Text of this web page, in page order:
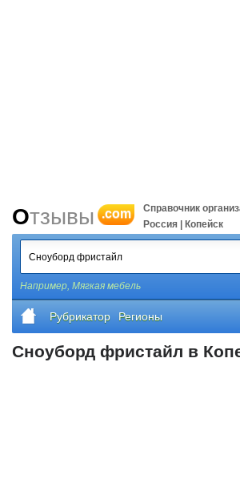
Отзывы .com
Справочник
Россия | Копейск
Например, Мягкая мебель
Рубрикатор Регионы
Сноуборд фристайл в